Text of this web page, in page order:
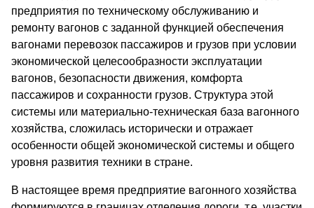
предприятия по техническому обслуживанию и
ремонту вагонов с заданной функцией обеспечения
вагонами перевозок пассажиров и грузов при условии
экономической целесообразности эксплуатации
вагонов, безопасности движения, комфорта
пассажиров и сохранности грузов. Структура этой
системы или материально-техническая база вагонного
хозяйства, сложилась исторически и отражает
особенности общей экономической системы и общего
уровня развития техники в стране.
В настоящее время предприятие вагонного хозяйства